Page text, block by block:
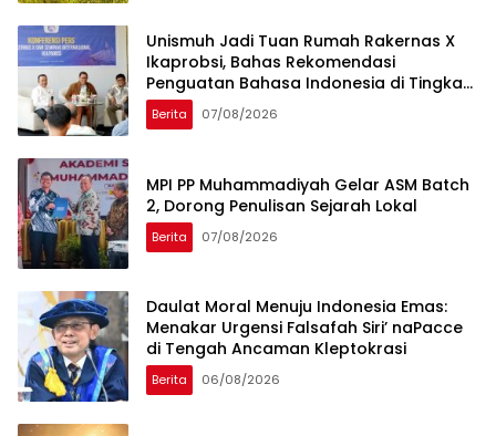
Unismuh Jadi Tuan Rumah Rakernas X
Ikaprobsi, Bahas Rekomendasi
Penguatan Bahasa Indonesia di Tingkat
Global
Berita 07/08/2026
MPI PP Muhammadiyah Gelar ASM Batch
2, Dorong Penulisan Sejarah Lokal
Berita 07/08/2026
Daulat Moral Menuju Indonesia Emas:
Menakar Urgensi Falsafah Siri’ naPacce
di Tengah Ancaman Kleptokrasi
Berita 06/08/2026